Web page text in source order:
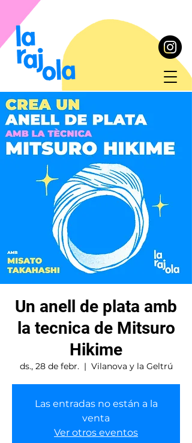
Un anell de plata amb
la tecnica de Mitsuro
Hikime
ds., 28 de febr.
  |
Vilanova y la Geltrú
Las entradas no están a la
venta
Ver otros eventos